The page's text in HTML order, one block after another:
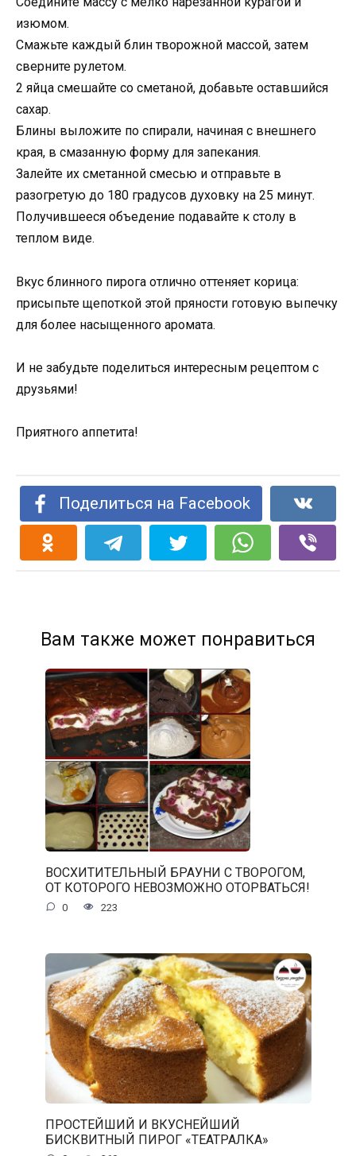
изюмом.
Смажьте каждый блин творожной массой, затем
сверните рулетом.
2 яйца смешайте со сметаной, добавьте оставшийся
сахар.
Блины выложите по спирали, начиная с внешнего
края, в смазанную форму для запекания.
Залейте их сметанной смесью и отправьте в
разогретую до 180 градусов духовку на 25 минут.
Получившееся объедение подавайте к столу в
теплом виде.
Вкус блинного пирога отлично оттеняет корица:
присыпьте щепоткой этой пряности готовую выпечку
для более насыщенного аромата.
И не забудьте поделиться интересным рецептом с
друзьями!
Приятного аппетита!
Поделиться на Facebook
Вам также может понравиться
ВОСХИТИТЕЛЬНЫЙ БРАУНИ С ТВОРОГОМ,
ОТ КОТОРОГО НЕВОЗМОЖНО ОТОРВАТЬСЯ!
0 223
ПРОСТЕЙШИЙ И ВКУСНЕЙШИЙ
БИСКВИТНЫЙ ПИРОГ «ТЕАТРАЛКА»